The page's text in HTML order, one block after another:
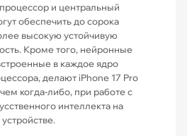
и центральный
обеспечить до сорока
высокую устойчивую
Кроме того, нейронные
в каждое ядро
делают iPhone 17 Pro
когда-либо, при работе с
интеллекта на
устройстве.